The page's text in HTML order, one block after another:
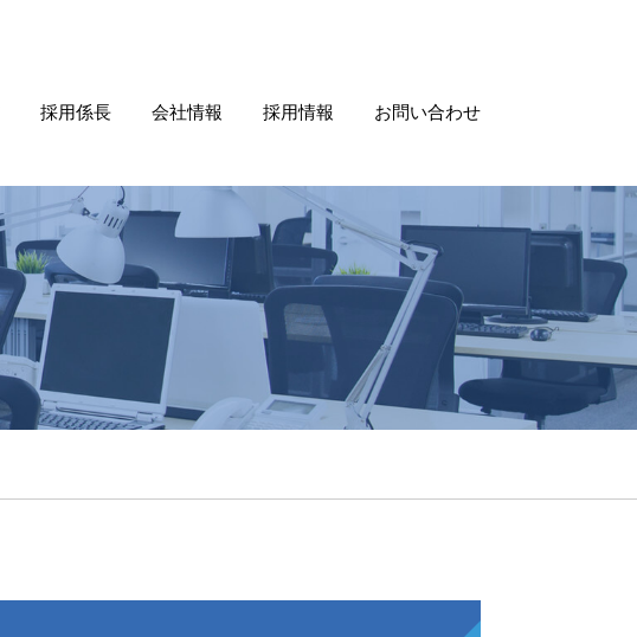
採用係長 会社情報 採用情報 お問い合わせ